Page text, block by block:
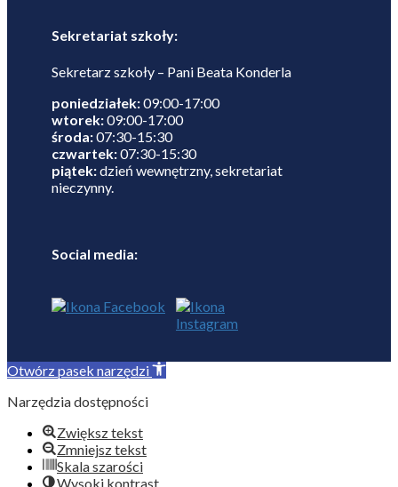
Sekretariat szkoły:
Sekretarz szkoły – Pani Beata Konderla
poniedziałek:09:00-17:00
wtorek:09:00-17:00
środa:07:30-15:30
czwartek:07:30-15:30
piątek:dzień wewnętrzny, sekretariat
nieczynny.
Social media:
Otwórz pasek narzędzi
Narzędzia dostępności
Zwiększ tekst
Zmniejsz tekst
Skala szarości
Wysoki kontrast